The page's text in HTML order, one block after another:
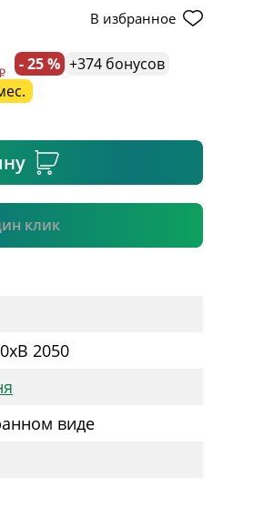
В избранное
- 25 % +374 бонусов
клик
xВ 2050
виде